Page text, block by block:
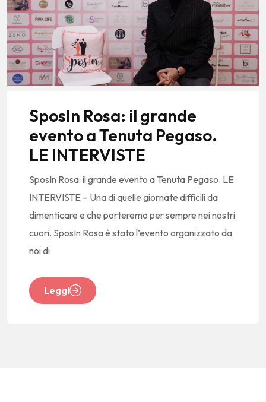
SposIn Rosa: il grande
evento a Tenuta Pegaso.
LE INTERVISTE
SposIn Rosa: il grande evento a Tenuta Pegaso. LE
INTERVISTE – Una di quelle giornate difficili da
dimenticare e che porteremo per sempre nei nostri
cuori. SposIn Rosa è stato l’evento organizzato da
noi di
Leggi